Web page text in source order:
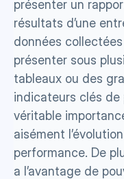
présenter un
résultats d’une
données
présenter sous
tableaux ou des
indicateurs clés de
véritable
aisément
performance. De
a l’avantage de